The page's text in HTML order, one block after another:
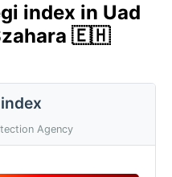
index in Uad
🇪🇭
index
Agency